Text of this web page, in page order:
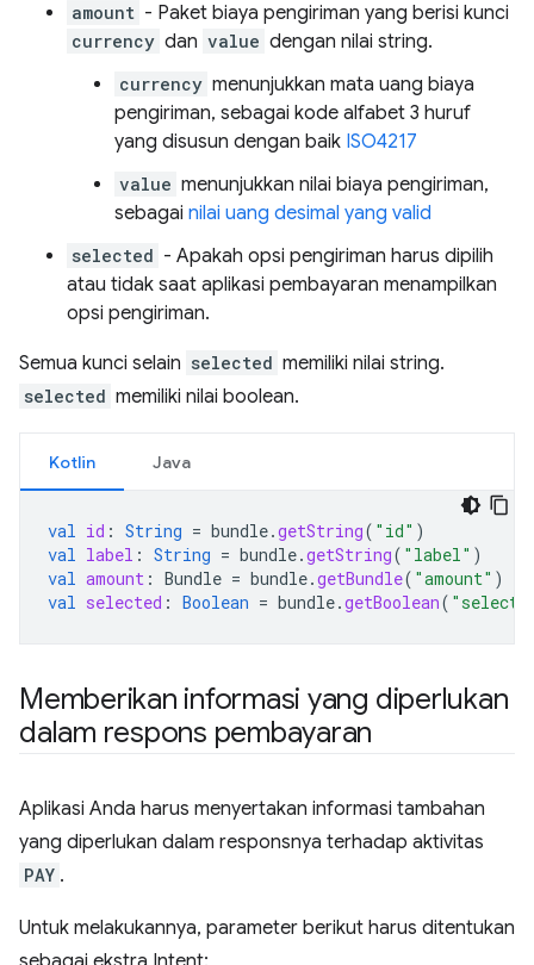
amount - Paket biaya pengiriman yang berisi kunci
currency dan value dengan nilai string.
currency menunjukkan mata uang biaya
pengiriman, sebagai kode alfabet 3 huruf
yang disusun dengan baik ISO4217
value menunjukkan nilai biaya pengiriman,
sebagai nilai uang desimal yang valid
selected - Apakah opsi pengiriman harus dipilih
atau tidak saat aplikasi pembayaran menampilkan
opsi pengiriman.
Semua kunci selain selected memiliki nilai string.
selected memiliki nilai boolean.
Kotlin Java
val id : String = bundle.getString( "id" )
val label : String = bundle.getString( "label" )
val amount : Bundle = bundle.getBundle( "amount" )
val selected : Boolean = bundle.getBoolean(
Memberikan informasi yang diperlukan
dalam respons pembayaran
Aplikasi Anda harus menyertakan informasi tambahan
yang diperlukan dalam responsnya terhadap aktivitas
PAY .
Untuk melakukannya, parameter berikut harus ditentukan